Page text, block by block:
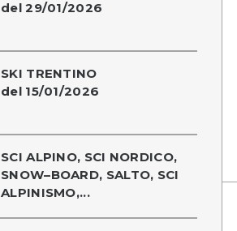
del 29/01/2026
SKI TRENTINO
del 15/01/2026
SCI ALPINO, SCI NORDICO,
SNOW–BOARD, SALTO, SCI
ALPINISMO,...